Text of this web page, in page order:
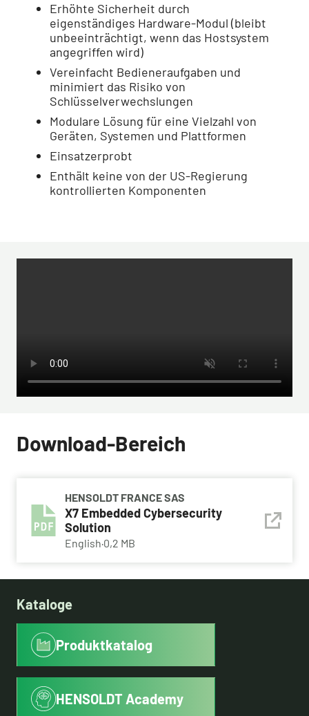
Erhöhte Sicherheit durch
eigenständiges Hardware-Modul (bleibt
unbeeinträchtigt, wenn das Hostsystem
angegriffen wird)
Vereinfacht Bedieneraufgaben und
minimiert das Risiko von
Schlüsselverwechslungen
Modulare Lösung für eine Vielzahl von
Geräten, Systemen und Plattformen
Einsatzerprobt
Enthält keine von der US-Regierung
kontrollierten Komponenten
Download-Bereich
HENSOLDT FRANCE SAS
X7 Embedded Cybersecurity
Solution
English·0,2 MB
Kataloge
Produktkatalog
HENSOLDT Academy